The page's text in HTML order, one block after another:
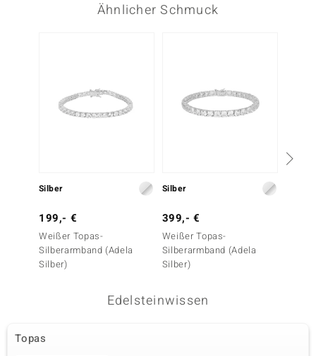
Ähnlicher Schmuck
Silber
199,- €
Weißer Topas-
Silberarmband (Adela
Silber)
Silber
399,- €
Weißer Topas-
Silberarmband (Adela
Silber)
Edelsteinwissen
Topas